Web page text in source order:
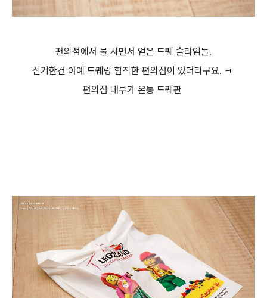
편의점에서 물 사면서 얻은 드퀘 슬라임들.
신기한건 아예 드퀘랑 합작한 편의점이 있더라구요. ㅋ
편의점 내부가 온통 드퀘판